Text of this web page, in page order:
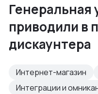
Генеральная
приводили в
дискаунтера
Интернет-магазин
Интеграции и